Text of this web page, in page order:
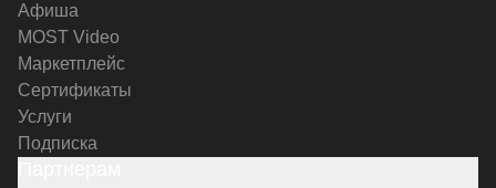
Афиша
MOST Video
Маркетплейс
Сертификаты
Услуги
Подписка